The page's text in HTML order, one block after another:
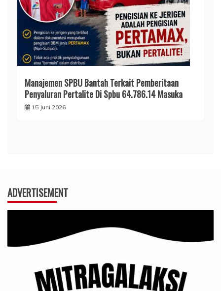
Manajemen SPBU Bantah Terkait Pemberitaan
Penyaluran Pertalite Di Spbu 64.786.14 Masuka
15 Juni 2026
ADVERTISEMENT